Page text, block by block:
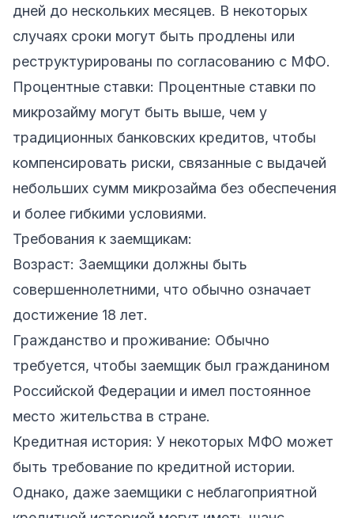
дней до нескольких месяцев. В некоторых
случаях сроки могут быть продлены или
реструктурированы по согласованию с МФО.
Процентные ставки: Процентные ставки по
микрозайму могут быть выше, чем у
традиционных банковских кредитов, чтобы
компенсировать риски, связанные с выдачей
небольших сумм микрозайма без обеспечения
и более гибкими условиями.
Требования к заемщикам:
Возраст: Заемщики должны быть
совершеннолетними, что обычно означает
достижение 18 лет.
Гражданство и проживание: Обычно
требуется, чтобы заемщик был гражданином
Российской Федерации и имел постоянное
место жительства в стране.
Кредитная история: У некоторых МФО может
быть требование по кредитной истории.
Однако, даже заемщики с неблагоприятной